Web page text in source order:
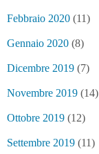
Febbraio 2020 (11)
Gennaio 2020 (8)
Dicembre 2019 (7)
Novembre 2019 (14)
Ottobre 2019 (12)
Settembre 2019 (11)